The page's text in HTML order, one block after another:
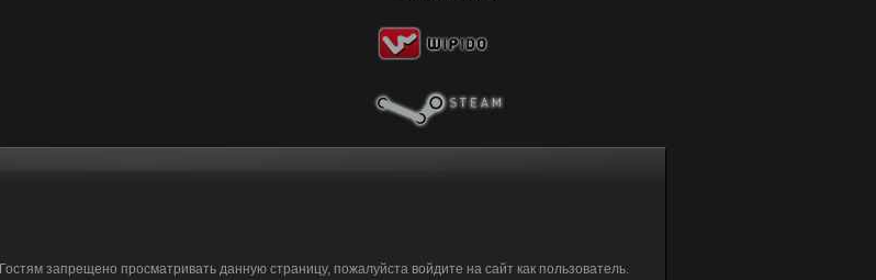
Гостям запрещено просматривать данную страницу, пожалуйста войдите на сайт как пользователь.